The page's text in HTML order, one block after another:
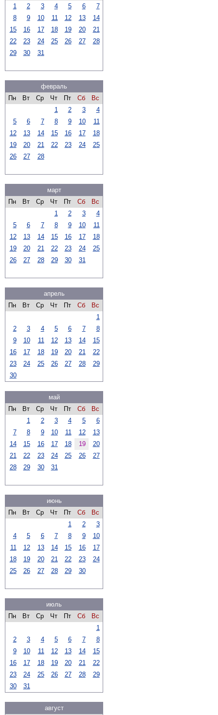
1
2 3 4 5 6
7
8
9 10 11 12 13
14
15
16 17 18 19 20
21
22
23 24 25 26 27
28
29
30 31
февраль
Пн
Вт Ср Чт Пт Сб
Вс
1
2 3
4
5
6 7 8 9 10
11
12
13 14 15 16 17
18
19
20 21 22 23 24
25
26
27 28
март
Пн
Вт Ср Чт Пт Сб
Вс
1
2 3
4
5
6 7 8 9 10
11
12
13 14 15 16 17
18
19
20 21 22 23 24
25
26
27 28 29 30 31
апрель
Пн
Вт Ср Чт Пт Сб
Вс
1
2
3 4 5 6 7
8
9
10 11 12 13 14
15
16
17 18 19 20 21
22
23
24 25 26 27 28
29
30
май
Пн
Вт Ср Чт Пт Сб
Вс
1
2 3 4 5
6
7
8 9 10 11 12
13
14
15 16 17 18 19
20
21
22 23 24 25 26
27
28
29 30 31
июнь
Пн
Вт Ср Чт Пт Сб
Вс
1
2
3
4
5 6 7 8 9
10
11
12 13 14 15 16
17
18
19 20 21 22 23
24
25
26 27 28 29 30
июль
Пн
Вт Ср Чт Пт Сб
Вс
1
2
3 4 5 6 7
8
9
10 11 12 13 14
15
16
17 18 19 20 21
22
23
24 25 26 27 28
29
30
31
август